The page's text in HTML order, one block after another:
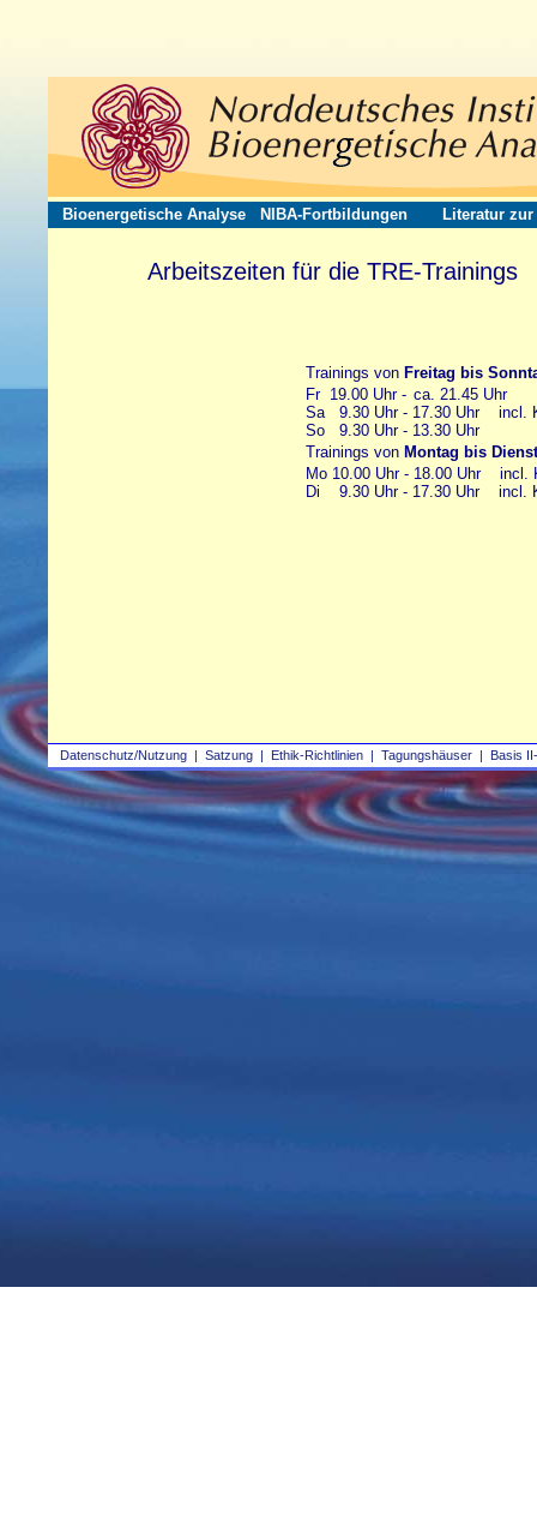
Datenschutz/Nutzung | Satzung | Ethik-Richtlinien | Tagungshäuser | Basis
Bioenergetische Analyse NIBA-Fortbildungen Literatur zur
Arbeitszeiten für die TRE-Trainings
Trainings von Freitag bis
Fr 19.00 Uhr - ca. 21.45 Uhr
Sa 9.30 Uhr - 17.30 Uhr incl.
So 9.30 Uhr - 13.30 Uhr
Trainings von Montag bis
Mo 10.00 Uhr - 18.00 Uhr incl.
Di 9.30 Uhr - 17.30 Uhr incl.